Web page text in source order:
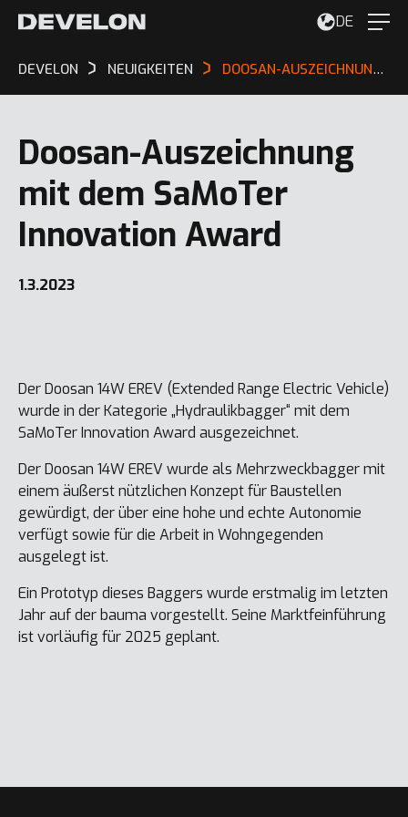
DE
DEVELON NEUIGKEITEN DOOSAN-AUSZEICHNUNG MIT DEM SAMOTER INNOVATION AWARD
Doosan-Auszeichnung
mit dem SaMoTer
Innovation Award
1.3.2023
Der Doosan 14W EREV (Extended Range Electric Vehicle)
wurde in der Kategorie „Hydraulikbagger“ mit dem
SaMoTer Innovation Award ausgezeichnet.
Der Doosan 14W EREV wurde als Mehrzweckbagger mit
einem äußerst nützlichen Konzept für Baustellen
gewürdigt, der über eine hohe und echte Autonomie
verfügt sowie für die Arbeit in Wohngegenden
ausgelegt ist.
Ein Prototyp dieses Baggers wurde erstmalig im letzten
Jahr auf der bauma vorgestellt. Seine Marktfeinführung
ist vorläufig für 2025 geplant.